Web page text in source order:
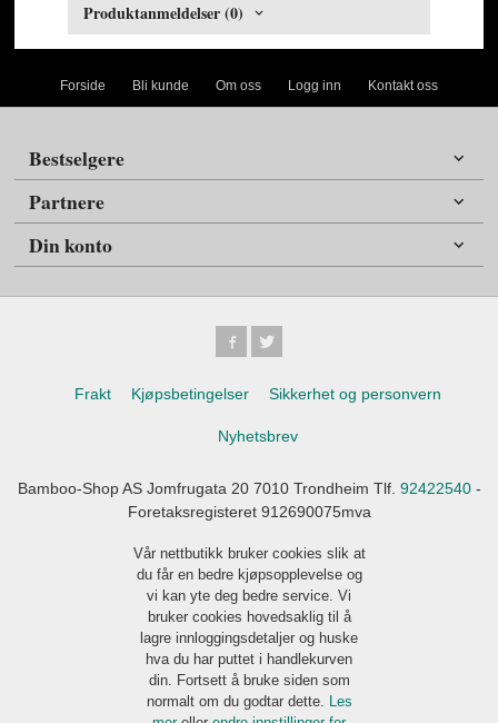
Produktanmeldelser (0)
Forside Bli kunde Om oss Logg inn Kontakt oss
Bestselgere
Partnere
Din konto
Frakt Kjøpsbetingelser Sikkerhet og personvern
Nyhetsbrev
Bamboo-Shop AS Jomfrugata 20 7010 Trondheim Tlf. 92422540-
Foretaksregisteret 912690075mva
Vår nettbutikk bruker cookies slik at
du får en bedre kjøpsopplevelse og
vi kan yte deg bedre service. Vi
bruker cookies hovedsaklig til å
lagre innloggingsdetaljer og huske
hva du har puttet i handlekurven
din. Fortsett å bruke siden som
normalt om du godtar dette. Les